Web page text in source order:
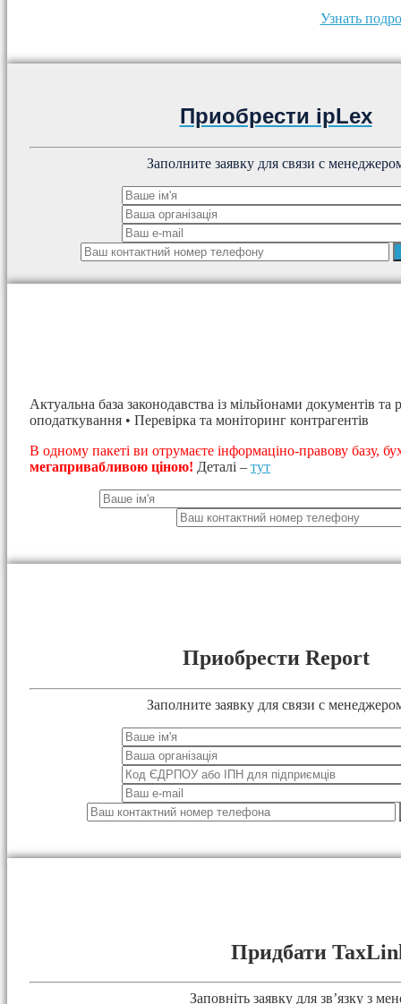
Узнать
Приобрести ipLex
Заполните заявку для связи с
Актуальна база законодавства із мільйонами документів
оподаткування • Перевірка та моніторинг контрагентів
В одному пакеті ви отрумаєте інформаціно-правову базу,
мегапривабливою ціною! Деталі – тут
Приобрести Report
Заполните заявку для связи с
Придбати
Заповніть заявку для зв’язку з